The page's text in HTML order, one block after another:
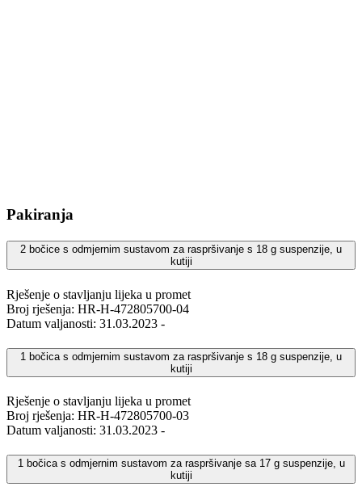
Pakiranja
2 bočice s odmjernim sustavom za raspršivanje s 18 g suspenzije, u
kutiji
Rješenje o stavljanju lijeka u promet
Broj rješenja: HR-H-472805700-04
Datum valjanosti: 31.03.2023 -
1 bočica s odmjernim sustavom za raspršivanje s 18 g suspenzije, u
kutiji
Rješenje o stavljanju lijeka u promet
Broj rješenja: HR-H-472805700-03
Datum valjanosti: 31.03.2023 -
1 bočica s odmjernim sustavom za raspršivanje sa 17 g suspenzije, u
kutiji